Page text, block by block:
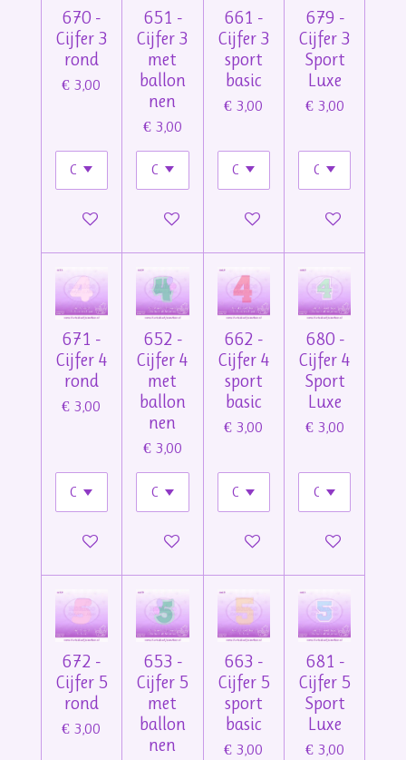
670 -
Cijfer 3
rond
€ 3,00
In winkelwagen
651 -
Cijfer 3
met
ballon
nen
€ 3,00
In winkelwagen
661 -
Cijfer 3
sport
basic
€ 3,00
In winkelwagen
679 -
Cijfer 3
Sport
Luxe
€ 3,00
In winkelwagen
671 -
Cijfer 4
rond
€ 3,00
In winkelwagen
652 -
Cijfer 4
met
ballon
nen
€ 3,00
In winkelwagen
662 -
Cijfer 4
sport
basic
€ 3,00
In winkelwagen
680 -
Cijfer 4
Sport
Luxe
€ 3,00
In winkelwagen
672 -
Cijfer 5
rond
€ 3,00
653 -
Cijfer 5
met
ballon
nen
663 -
Cijfer 5
sport
basic
€ 3,00
681 -
Cijfer 5
Sport
Luxe
€ 3,00